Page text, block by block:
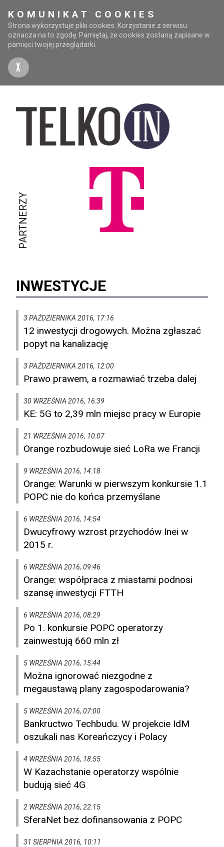
KOMUNIKAT COOKIES
Strona wykorzystuje pliki cookies. Korzystanie z serwisu
oznacza na to zgodę. Pamiętaj, że cookies zostaną zapisane w
pamięci twojej przeglądarki.
X
PARTNERZY
INWESTYCJE
3 PAŹDZIERNIKA 2016, 17:16
12 inwestycji drogowych. Można zgłaszać
popyt na kanalizację
3 PAŹDZIERNIKA 2016, 12:00
Prawo prawem, a rozmawiać trzeba dalej
30 WRZEŚNIA 2016, 16:39
KE: 5G to 2,39 mln miejsc pracy w Europie
21 WRZEŚNIA 2016, 10:07
Orange rozbudowuje sieć LoRa we Francji
9 WRZEŚNIA 2016, 14:18
Orange: Warunki w pierwszym konkursie 1.1
POPC nie do końca przemyślane
6 WRZEŚNIA 2016, 14:54
Dwucyfrowy wzrost przychodów Inei w
2015 r.
6 WRZEŚNIA 2016, 09:46
Orange: współpraca z miastami podnosi
szansę inwestycji FTTH
6 WRZEŚNIA 2016, 08:29
Po 1. konkursie POPC operatorzy
zainwestują 660 mln zł
5 WRZEŚNIA 2016, 15:44
Można ignorować niezgodne z
megaustawą plany zagospodarowania?
5 WRZEŚNIA 2016, 07:00
Bankructwo Techbudu. W projekcie IdM
oszukali nas Koreańczycy i Polacy
4 WRZEŚNIA 2016, 18:55
W Kazachstanie operatorzy wspólnie
budują sieć 4G
2 WRZEŚNIA 2016, 22:15
SferaNet bez dofinansowania z POPC
31 SIERPNIA 2016, 10:11